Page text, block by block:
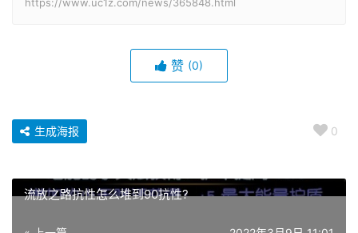
赞 (0)
0
生成海报
流放之路抗性怎么堆到90抗性?